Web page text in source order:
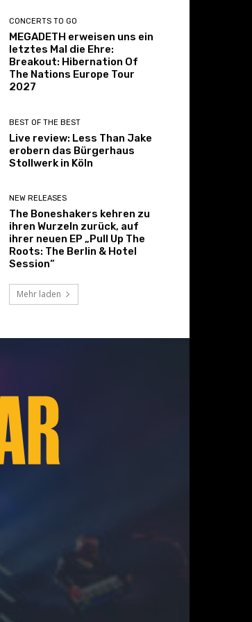
CONCERTS TO GO
MEGADETH erweisen uns ein
letztes Mal die Ehre:
Breakout: Hibernation Of
The Nations Europe Tour
2027
BEST OF THE BEST
Live review: Less Than Jake
erobern das Bürgerhaus
Stollwerk in Köln
NEW RELEASES
The Boneshakers kehren zu
ihren Wurzeln zurück, auf
ihrer neuen EP „Pull Up The
Roots: The Berlin & Hotel
Session“
Mehr laden